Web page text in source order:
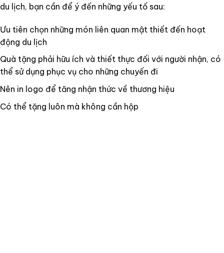
du lịch, bạn cần để ý đến những yếu tố sau:
Ưu tiên chọn những món liên quan mật thiết đến hoạt
động du lịch
Quà tặng phải hữu ích và thiết thực đối với người nhận, có
thể sử dụng phục vụ cho những chuyến đi
Nên in logo để tăng nhận thức về thương hiệu
Có thể tặng luôn mà không cần hộp